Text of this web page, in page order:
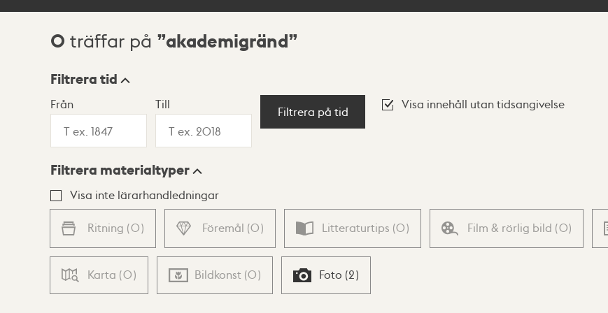
Sökresultat
0 träffar på akademigränd
Visningsläge
Lista Karta
Filtrera tid
Från Till
Filtrera på tid
Visa innehåll utan tidsangivelse
Filtrera materialtyper
Visa inte lärarhandledningar
Ritning (0) Föremål (0) Litteraturtips (0) Film & rörlig bild (0)
Karta (0) Bildkonst (0) Foto (2)